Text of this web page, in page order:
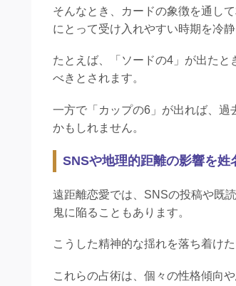
そんなとき、カードの象徴を通し
にとって受け入れやすい時期を冷
たとえば、「ソードの4」が出た
べきとされます。
一方で「カップの6」が出れば、
かもしれません。
SNSや地理的距離の影響を
遠距離恋愛では、SNSの投稿や既
鬼に陥ることもあります。
こうした精神的な揺れを落ち着け
これらの占術は、個々の性格傾向